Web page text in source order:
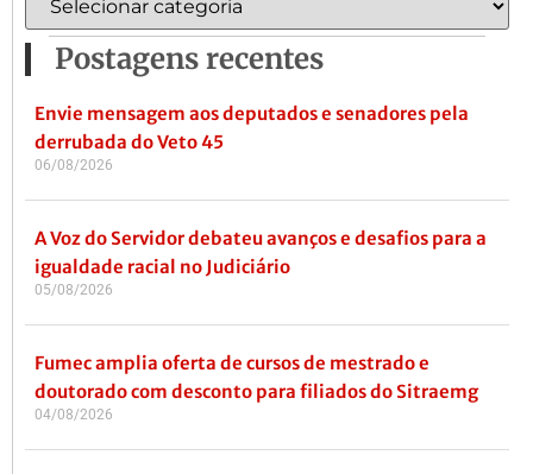
Postagens recentes
Envie mensagem aos deputados e senadores pela
derrubada do Veto 45
06/08/2026
A Voz do Servidor debateu avanços e desafios para a
igualdade racial no Judiciário
05/08/2026
Fumec amplia oferta de cursos de mestrado e
doutorado com desconto para filiados do Sitraemg
04/08/2026